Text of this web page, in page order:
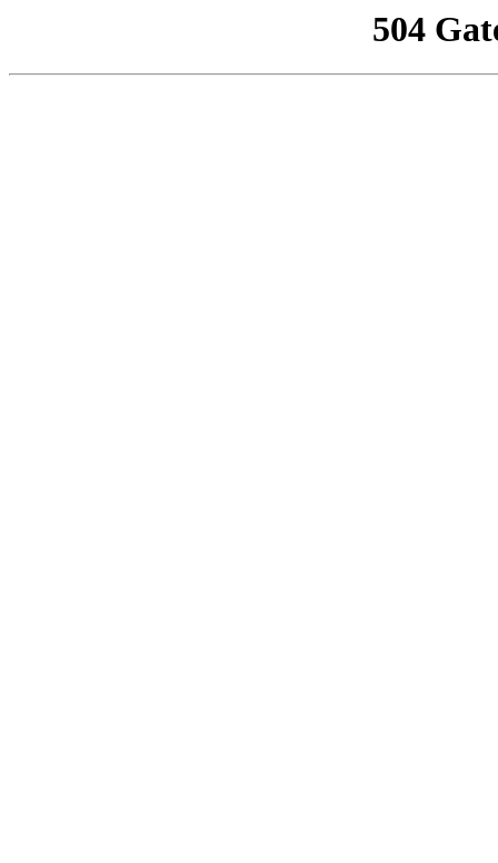
504